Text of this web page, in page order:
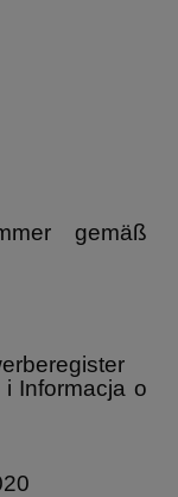
gemäß
Informacja o